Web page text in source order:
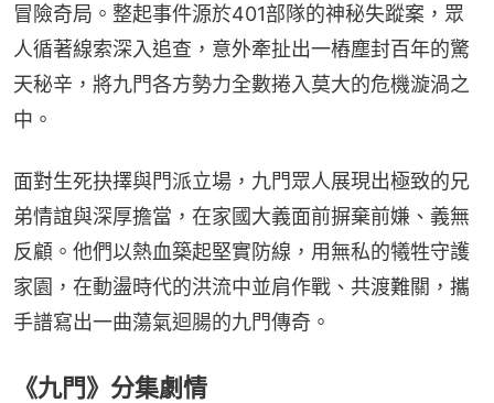
冒險奇局。整起事件源於401部隊的神秘失蹤案，眾
人循著線索深入追查，意外牽扯出一樁塵封百年的驚
天秘辛，將九門各方勢力全數捲入莫大的危機漩渦之
中。
面對生死抉擇與門派立場，九門眾人展現出極致的兄
弟情誼與深厚擔當，在家國大義面前摒棄前嫌、義無
反顧。他們以熱血築起堅實防線，用無私的犧牲守護
家園，在動盪時代的洪流中並肩作戰、共渡難關，攜
手譜寫出一曲蕩氣迴腸的九門傳奇。
《九門》分集劇情